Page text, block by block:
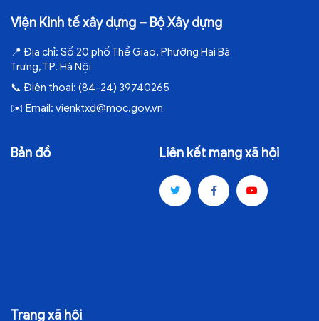
Viện Kinh tế xây dựng – Bộ Xây dựng
📍 Địa chỉ: Số 20 phố Thể Giao, Phường Hai Bà
Trưng, TP. Hà Nội
📞 Điện thoại: (84-24) 39740265
✉️ Email: vienktxd@moc.gov.vn
Bản đồ Liên kết mạng xã hội
Trang xã hội